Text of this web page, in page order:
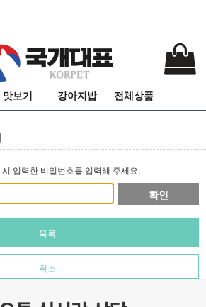
맛보기 강아지밥 전체상품
입력한 비밀번호를 입력해 주세요.
확인
목록
취소